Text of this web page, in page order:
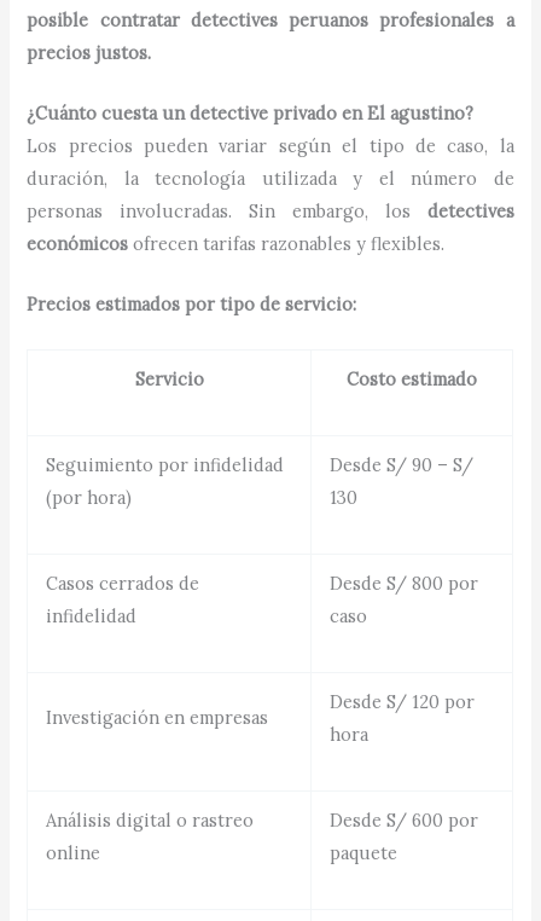
posible contratar detectives peruanos profesionales a
precios justos.
¿Cuánto cuesta un detective privado en El agustino?
Los precios pueden variar según el tipo de caso, la
duración, la tecnología utilizada y el número de
personas involucradas. Sin embargo, los detectives
económicos ofrecen tarifas razonables y flexibles.
Precios estimados por tipo de servicio:
Servicio Costo estimado
Seguimiento por infidelidad
(por hora)
Desde S/ 90 – S/
130
Casos cerrados de
infidelidad
Desde S/ 800 por
caso
Investigación en empresas
Desde S/ 120 por
hora
Análisis digital o rastreo
online
Desde S/ 600 por
paquete